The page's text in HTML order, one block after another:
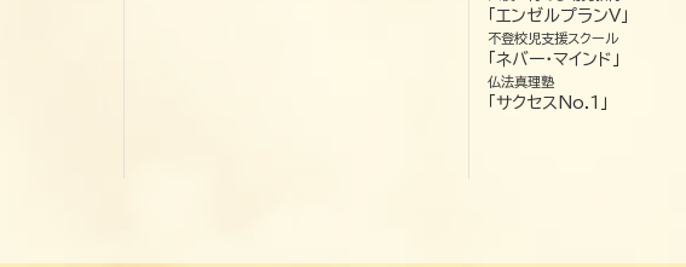
「エンゼルプランV」
不登校児支援スクール
「ネバー・マインド」
仏法真理塾
「サクセスNo.1」